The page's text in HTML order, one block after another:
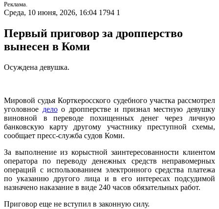
Реклама.
Среда, 10 июня, 2026, 16:04 1794 1
Первый приговор за дропперство
вынесен в Коми
Осуждена девушка.
Мировой судья Корткеросского судебного участка рассмотрел
уголовное делоо дропперстве и признал местную девушку
виновной в переводе похищенных денег через личную
банковскую карту другому участнику преступной схемы,
сообщает пресс-служба судов Коми.
За выполнение из корыстной заинтересованности клиентом
оператора по переводу денежных средств неправомерных
операций с использованием электронного средства платежа
по указанию другого лица и в его интересах подсудимой
назначено наказание в виде 240 часов обязательных работ.
Приговор еще не вступил в законную силу.